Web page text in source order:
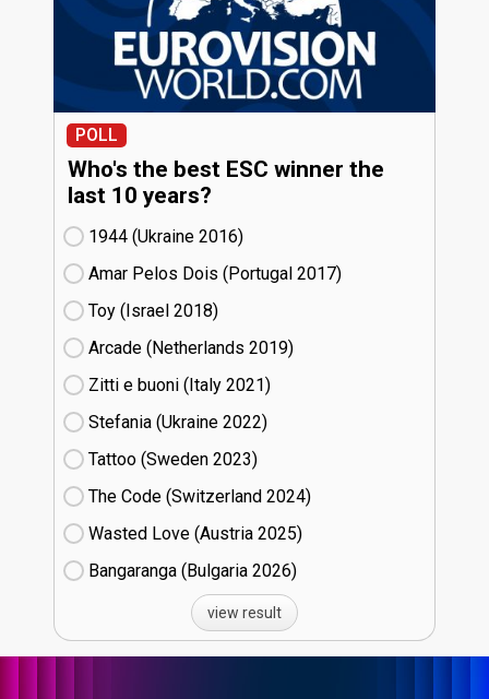
POLL
Who's the best ESC winner the
last 10 years?
1944 (Ukraine
16)
Amar Pelos Dois (Portugal
17)
Toy (Israel
18)
Arcade (Netherlands
19)
Zitti e buoni​ (Italy
21)
Stefania (Ukraine
22)
Tattoo (Sweden
23)
The Code (Switzerland
24)
Wasted Love (Austria
25)
Bangaranga (Bulgaria
26)
view result